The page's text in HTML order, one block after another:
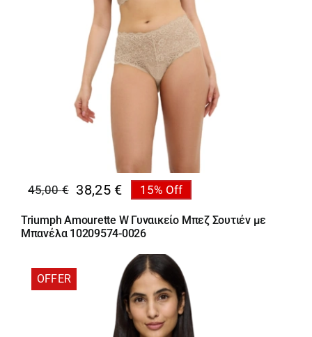
45,00€
Original
price
was:
38,25 €
Η
τρέχουσα
τιμή
38,25 €.
15% Off
Triumph Amourette W Γυναικείο Μπεζ Σουτιέν με
Μπανέλα 10209574-0026
OFFER